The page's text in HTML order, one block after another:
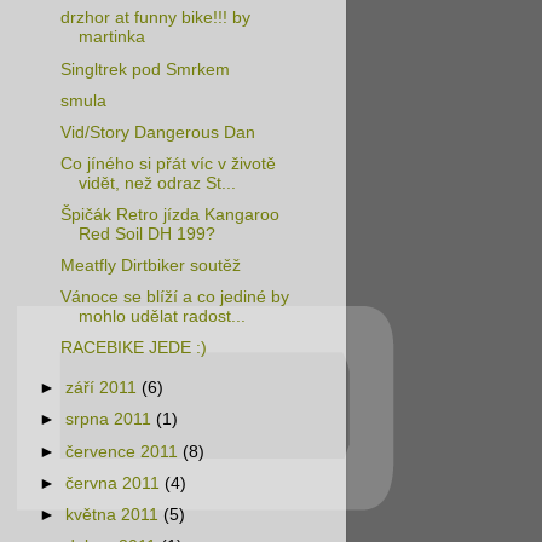
drzhor at funny bike!!! by
martinka
Singltrek pod Smrkem
smula
Vid/Story Dangerous Dan
Co jíného si přát víc v životě
vidět, než odraz St...
Špičák Retro jízda Kangaroo
Red Soil DH 199?
Meatfly Dirtbiker soutěž
Vánoce se blíží a co jediné by
mohlo udělat radost...
RACEBIKE JEDE :)
►září 2011 (6)
►srpna 2011 (1)
►července 2011 (8)
►června 2011 (4)
►
května 2011(5)